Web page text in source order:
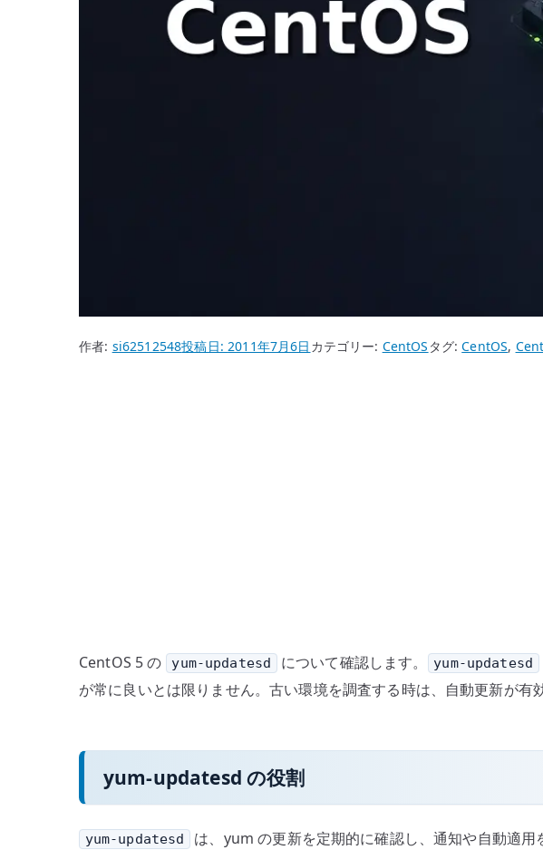
作者: si62512548投稿日:2011年7月6日 カテゴリー: CentOS タグ:CentOS,
CentOS 5 の yum-updatesd について確認します。 yum-updatesd
が常に良いとは限りません。古い環境を調査する時は、自動更新が有
yum-updatesd の役割
yum-updatesd
は、yum の更新を定期的に確認し、通知や自動適